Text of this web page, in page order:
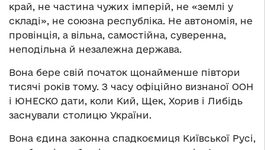
край, не частина чужих імперій, не «землі у
складі», не союзна республіка. Не автономія, не
провінція, а вільна, самостійна, суверенна,
неподільна й незалежна держава.
Вона бере свій початок щонайменше півтори
тисячі років тому. З часу офіційно визнаної ООН
і ЮНЕСКО дати, коли Кий, Щек, Хорив і Либідь
заснували столицю України.
Вона єдина законна спадкоємиця Київської Русі,